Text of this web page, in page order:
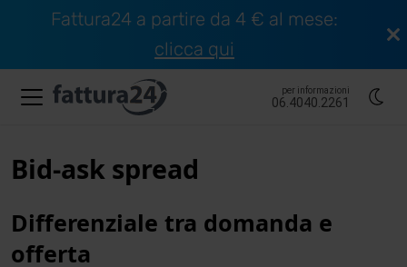
Fattura24 a partire da 4 € al mese:
clicca qui
per informazioni
06.4040.2261
Bid-ask spread
Differenziale tra domanda e
offerta